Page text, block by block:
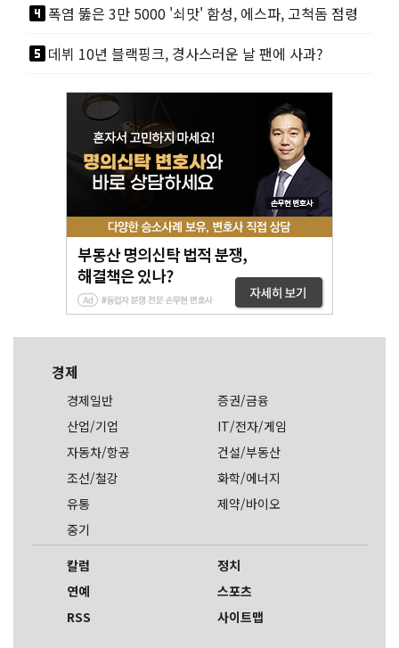
looks_4폭염 뚫은 3만 5000 '쇠맛' 함성, 에스파, 고척돔 점령
looks_5데뷔 10년 블랙핑크, 경사스러운 날 팬에 사과?
경제
경제일반
증권/금융
산업/기업
IT/전자/게임
자동차/항공
건설/부동산
조선/철강
화학/에너지
유통
제약/바이오
중기
칼럼
정치
연예
스포츠
RSS
사이트맵